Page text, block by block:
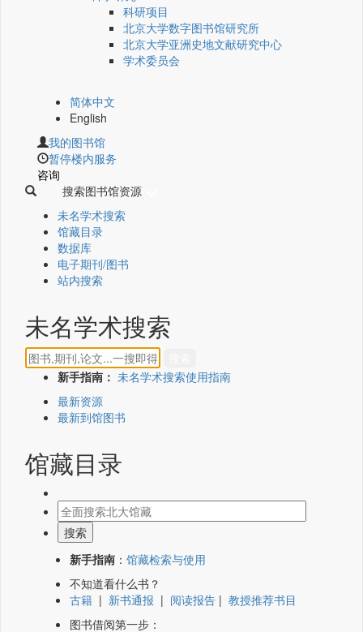
科研项目
北京大学数字图书馆研究所
北京大学亚洲史地文献研究中心
学术委员会
简体中文
English
我的图书馆
暂停楼内服务
咨询
搜索图书馆资源
未名学术搜索
馆藏目录
数据库
电子期刊/图书
站内搜索
未名学术搜索
新手指南： 未名学术搜索使用指南
最新资源
最新到馆图书
馆藏目录
新手指南 ： 馆藏检索与使用
不知道看什么书？
古籍 | 新书通报 | 阅读报告 | 教授推荐书目
图书借阅第一步：